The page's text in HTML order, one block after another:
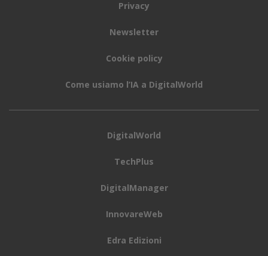
Privacy
Newsletter
Cookie policy
Come usiamo l’IA a DigitalWorld
DigitalWorld
TechPlus
DigitalManager
InnovareWeb
Edra Edizioni